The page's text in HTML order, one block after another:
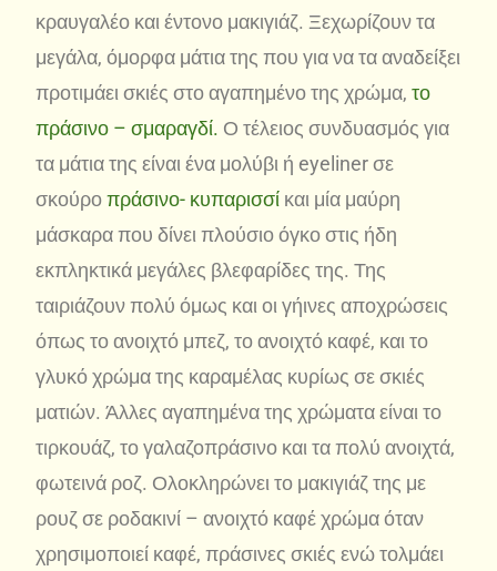
κραυγαλέο και έντονο μακιγιάζ. Ξεχωρίζουν τα
μεγάλα, όμορφα μάτια της που για να τα αναδείξει
προτιμάει σκιές στο αγαπημένο της χρώμα,το
πράσινο – σμαραγδί. Ο τέλειος συνδυασμός για
τα μάτια της είναι ένα μολύβι ή eyeliner σε
σκούροπράσινο- κυπαρισσί και μία μαύρη
μάσκαρα που δίνει πλούσιο όγκο στις ήδη
εκπληκτικά μεγάλες βλεφαρίδες της. Της
ταιριάζουν πολύ όμως και οι γήινες αποχρώσεις
όπως το ανοιχτό μπεζ, το ανοιχτό καφέ, και το
γλυκό χρώμα της καραμέλας κυρίως σε σκιές
ματιών. Άλλες αγαπημένα της χρώματα είναι το
τιρκουάζ, το γαλαζοπράσινο και τα πολύ ανοιχτά,
φωτεινά ροζ. Ολοκληρώνει το μακιγιάζ της με
ρουζ σε ροδακινί – ανοιχτό καφέ χρώμα όταν
χρησιμοποιεί καφέ, πράσινες σκιές ενώ τολμάει